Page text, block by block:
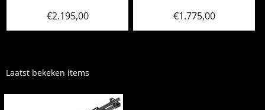
€2.195,00 €1.775,00
Laatst bekeken items